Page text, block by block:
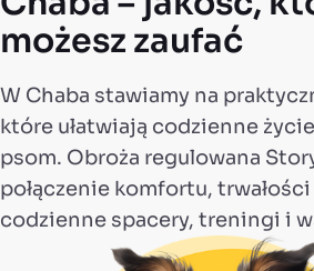
możesz zaufać
W Chaba stawiamy na
które ułatwiają codzienne
psom. Obroża regulowana
połączenie komfortu,
codzienne spacery, treningi i